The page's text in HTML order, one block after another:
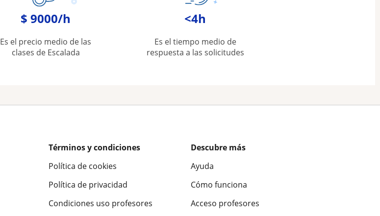
$ 9000/h
Es el precio medio de las
clases de Escalada
<4h
Es el tiempo medio de
respuesta a las solicitudes
Términos y condiciones
Política de cookies
Política de privacidad
Condiciones uso profesores
Descubre más
Ayuda
Cómo funciona
Acceso profesores